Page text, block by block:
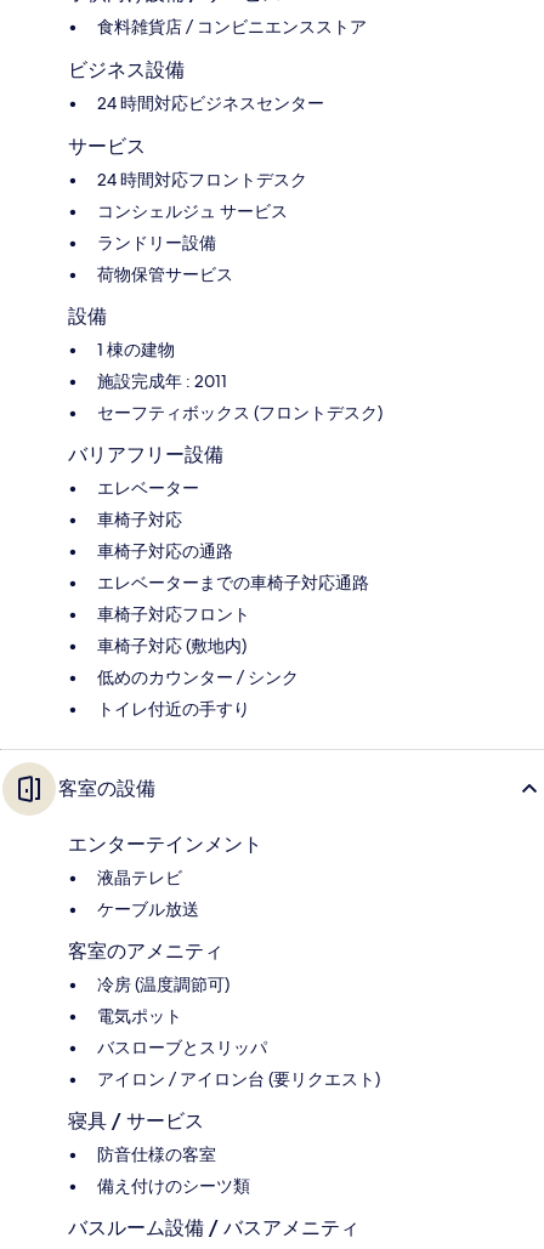
食料雑貨店 / コンビニエンスストア
ビジネス設備
24 時間対応ビジネスセンター
サービス
24 時間対応フロントデスク
コンシェルジュ サービス
ランドリー設備
荷物保管サービス
設備
1 棟の建物
施設完成年 : 2011
セーフティボックス (フロントデスク)
バリアフリー設備
エレベーター
車椅子対応
車椅子対応の通路
エレベーターまでの車椅子対応通路
車椅子対応フロント
車椅子対応 (敷地内)
低めのカウンター / シンク
トイレ付近の手すり
客室の設備
エンターテインメント
液晶テレビ
ケーブル放送
客室のアメニティ
冷房 (温度調節可)
電気ポット
バスローブとスリッパ
アイロン / アイロン台 (要リクエスト)
寝具 / サービス
防音仕様の客室
備え付けのシーツ類
バスルーム設備 / バスアメニティ